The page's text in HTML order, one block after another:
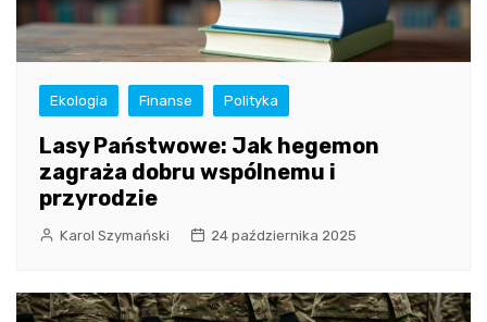
Ekologia Finanse Polityka
Lasy Państwowe: Jak hegemon
zagraża dobru wspólnemu i
przyrodzie
Karol Szymański 24 października 2025